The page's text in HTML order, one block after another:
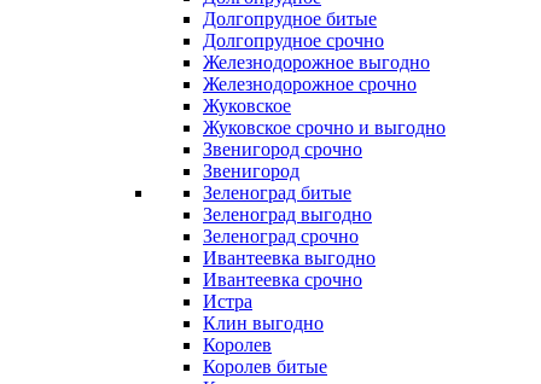
Долгопрудное битые
Долгопрудное срочно
Железнодорожное выгодно
Железнодорожное срочно
Жуковское
Жуковское срочно и выгодно
Звенигород срочно
Звенигород
Зеленоград битые
Зеленоград выгодно
Зеленоград срочно
Ивантеевка выгодно
Ивантеевка срочно
Истра
Клин выгодно
Королев
Королев битые